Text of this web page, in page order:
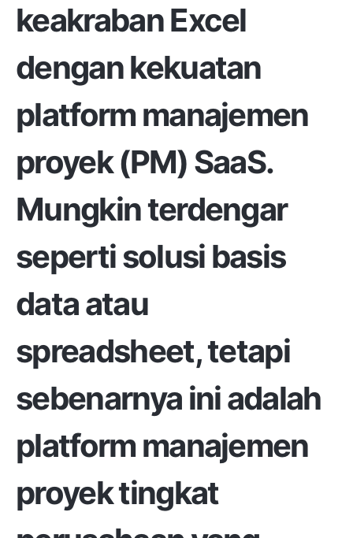
keakraban Excel
dengan kekuatan
platform manajemen
proyek (PM) SaaS.
Mungkin terdengar
seperti solusi basis
data atau
spreadsheet, tetapi
sebenarnya ini adalah
platform manajemen
proyek tingkat